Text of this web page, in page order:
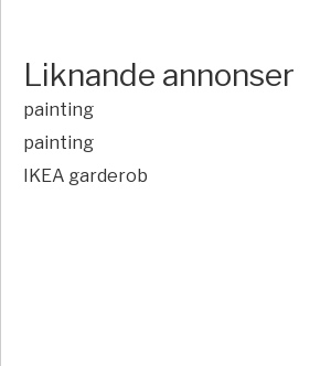
Liknande annonser
painting
painting
IKEA garderob